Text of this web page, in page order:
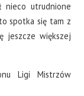
nieco utrudnione
spotka się tam z
jeszcze większej
Ligi Mistrzów